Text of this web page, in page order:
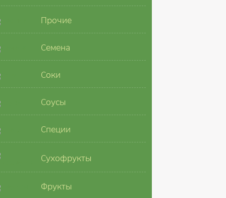
Прочие
Семена
Соки
Соусы
Специи
Сухофрукты
Фрукты